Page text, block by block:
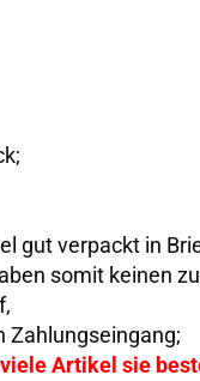
gut verpackt in
somit keinen
Zahlungseingang;
Artikel sie